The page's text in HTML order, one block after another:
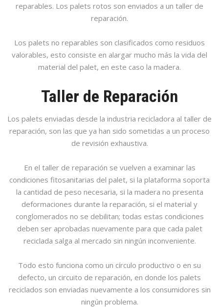
reparables. Los palets rotos son enviados a un taller de
reparación.
Los palets no reparables son clasificados como residuos
valorables, esto consiste en alargar mucho más la vida del
material del palet, en este caso la madera.
Taller de Reparación
Los palets enviadas desde la industria recicladora al taller de
reparación, son las que ya han sido sometidas a un proceso
de revisión exhaustiva.
En el taller de reparación se vuelven a examinar las
condiciones fitosanitarias del palet, si la plataforma soporta
la cantidad de peso necesaria, si la madera no presenta
deformaciones durante la reparación, si el material y
conglomerados no se debilitan; todas estas condiciones
deben ser aprobadas nuevamente para que cada palet
reciclada salga al mercado sin ningún inconveniente.
Todo esto funciona como un círculo productivo o en su
defecto, un circuito de reparación, en donde los palets
reciclados son enviadas nuevamente a los consumidores sin
ningún problema.